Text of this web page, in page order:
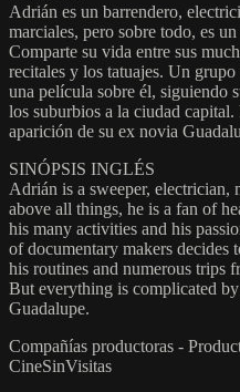
Adrián es un barrendero,
marciales, pero sobre todo, es
Comparte su vida entre sus
recitales y los tatuajes. Un
una película sobre él, siguiendo
los suburbios a la ciudad
aparición de su ex novia
SINÓPSIS INGLÉS
Adrián is a sweeper, electrician,
above all things, he is a fan of
his many activities and his
of documentary makers
his routines and numerous trips
But everything is complicated
Guadalupe.
Compañías productoras -
CineSinVisitas